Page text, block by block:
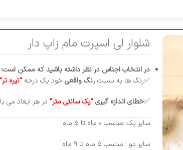
شلوار لی اسپرت مام زاپ دار
در انتخاب اجناس در نظر داشته باشید که ممکن است:
✅رنگ ها به نسبت رنگ واقعیخود یک درجه“تیره تر”
✅خطای اندازه گیری“یک سانتی متر” در هر ابعاد می
سایز یک: مناسب ۰ ماه تا ۵ ماه
سایز دو : مناسب ۵ ماه تا ۹ ماه